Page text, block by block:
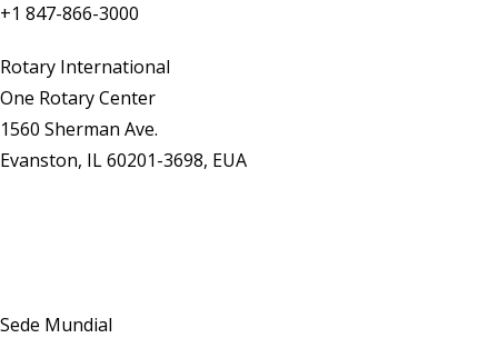
+1 847-866-3000
Rotary International
One Rotary Center
1560 Sherman Ave.
Evanston, IL 60201-3698, EUA
Sede Mundial